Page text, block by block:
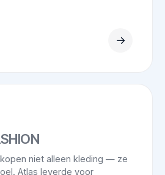
→
niet alleen kleding — ze
Atlas leverde voor